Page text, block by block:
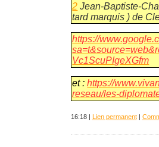
2 Jean-Baptiste-
tard marquis ) de
https://
Vc1ScuPIgeXGfm
et :https://
reseau/les-
16:18 | Lien permanent|